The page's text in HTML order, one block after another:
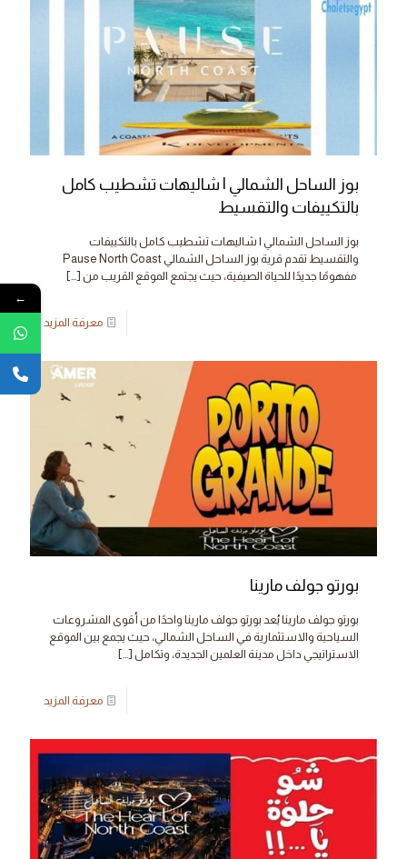
بوز الساحل الشمالي | شاليهات تشطيب كامل
بالتكييفات والتقسيط
بوز الساحل الشمالي | شاليهات تشطيب كامل بالتكييفات
والتقسيط تقدم قرية بوز الساحل الشمالي Pause North Coast
مفهومًا جديدًا للحياة الصيفية، حيث يجتمع الموقع القريب من […]
معرفة المزيد
بورتو جولف مارينا
بورتو جولف مارينا يُعد بورتو جولف مارينا واحدًا من أقوى المشروعات
السياحية والاستثمارية في الساحل الشمالي، حيث يجمع بين الموقع
الاستراتيجي داخل مدينة العلمين الجديدة، وتكامل […]
معرفة المزيد
←